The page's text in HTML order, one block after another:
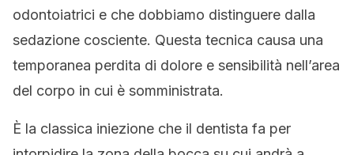
odontoiatrici e che dobbiamo distinguere dalla
sedazione cosciente. Questa tecnica causa una
temporanea perdita di dolore e sensibilità nell’area
del corpo in cui è somministrata.
È la classica iniezione che il dentista fa per